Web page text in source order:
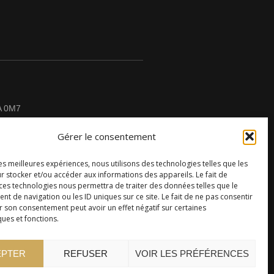
Gérer le consentement
meilleures expériences, nous utilisons des technologies telles que les
stocker et/ou accéder aux informations des appareils. Le fait de
technologies nous permettra de traiter des données telles que le
de navigation ou les ID uniques sur ce site. Le fait de ne pas consentir
son consentement peut avoir un effet négatif sur certaines
et fonctions.
REFUSER VOIR LES PRÉFÉRENCES
0M7
CONTACTEZ-NOUS